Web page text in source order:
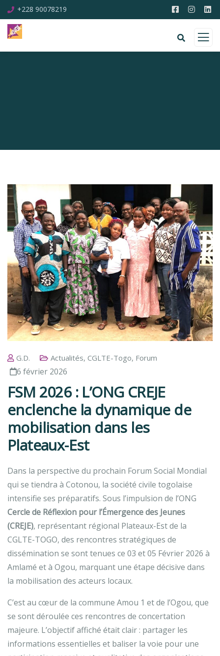
+228 90078219
G.D. Actualités, CGLTE-Togo, Forum
6 février 2026
FSM 2026 : L’ONG CREJE
enclenche la dynamique de
mobilisation dans les
Plateaux-Est
Dans la perspective du prochain Forum Social Mondial
qui se tiendra à Cotonou, la société civile togolaise
intensifie ses préparatifs. Sous l’impulsion de l’ONG
Cercle de Réflexion pour l’Émergence des Jeunes
(CREJE), représentant régional Plateaux-Est de la
CGLTE-TOGO, des rencontres stratégiques de
dissémination se sont tenues ce 03 et 05 Février 2026 à
Amlamé et à Ogou, marquant une étape décisive dans
la mobilisation des acteurs locaux.
C’est au cœur de la commune Amou 1 et de l’Ogou, que
se sont déroulée ces rencontres de concertation
majeure. L’objectif affiché était clair : partager les
informations essentielles et baliser la voie pour une